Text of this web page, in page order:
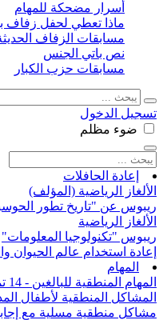
أسرار مضحكة للمهام
ماذا تعطي لحفل زفاف
مسابقات الزفاف
نص باتي الجنس
مسابقات حزب الكبار
تسجيل الدخول
ضوء مظلم
إعادة الحافلات
الألغاز الرياضية (المؤلف)
ريبوس عن "تاريخ تطور
الألغاز الرياضية
ريبوس "تكنولوجيا المعلومات"
إعادة استخدام عالم الحيوان
المهام
المهام المنطقية للبالغين - 14 تمرينًا مبتكرًا
المشاكل المنطقية لأطفال المدارس - 11
مشاكل منطقية مسلية مع